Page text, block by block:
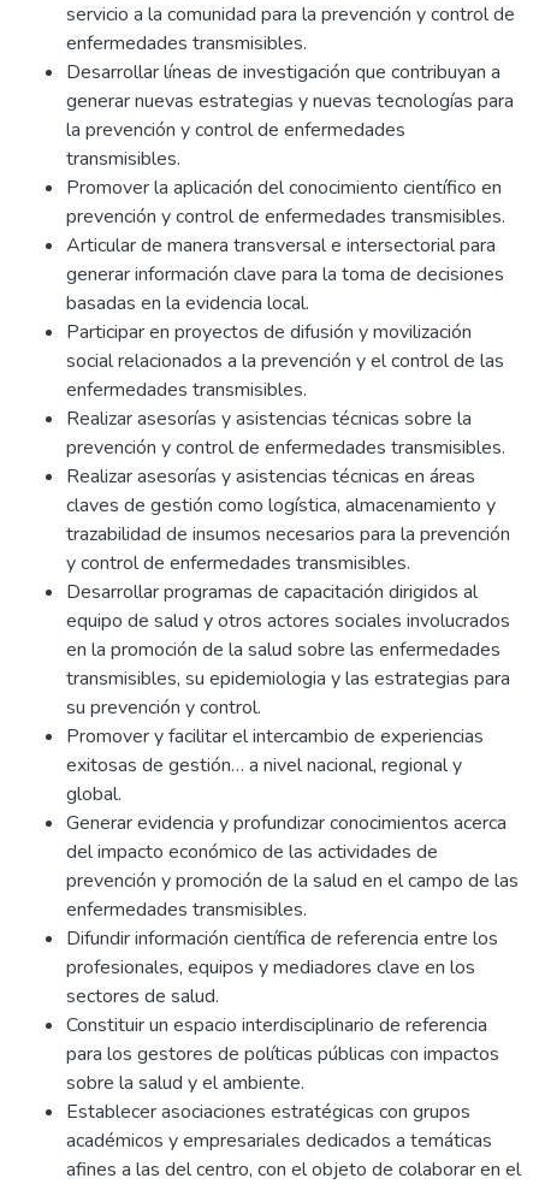
servicio a la comunidad para la prevención y control de
enfermedades transmisibles.
Desarrollar líneas de investigación que contribuyan a
generar nuevas estrategias y nuevas tecnologías para
la prevención y control de enfermedades
transmisibles.
Promover la aplicación del conocimiento científico en
prevención y control de enfermedades transmisibles.
Articular de manera transversal e intersectorial para
generar información clave para la toma de decisiones
basadas en la evidencia local.
Participar en proyectos de difusión y movilización
social relacionados a la prevención y el control de las
enfermedades transmisibles.
Realizar asesorías y asistencias técnicas sobre la
prevención y control de enfermedades transmisibles.
Realizar asesorías y asistencias técnicas en áreas
claves de gestión como logística, almacenamiento y
trazabilidad de insumos necesarios para la prevención
y control de enfermedades transmisibles.
Desarrollar programas de capacitación dirigidos al
equipo de salud y otros actores sociales involucrados
en la promoción de la salud sobre las enfermedades
transmisibles, su epidemiologia y las estrategias para
su prevención y control.
Promover y facilitar el intercambio de experiencias
exitosas de gestión… a nivel nacional, regional y
global.
Generar evidencia y profundizar conocimientos acerca
del impacto económico de las actividades de
prevención y promoción de la salud en el campo de las
enfermedades transmisibles.
Difundir información científica de referencia entre los
profesionales, equipos y mediadores clave en los
sectores de salud.
Constituir un espacio interdisciplinario de referencia
para los gestores de políticas públicas con impactos
sobre la salud y el ambiente.
Establecer asociaciones estratégicas con grupos
académicos y empresariales dedicados a temáticas
afines a las del centro, con el objeto de colaborar en el